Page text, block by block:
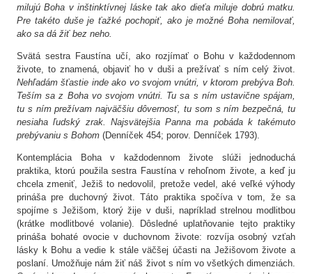
milujú Boha v inštinktívnej láske tak ako dieťa miluje dobrú matku.
Pre takéto duše je ťažké pochopiť, ako je možné Boha nemilovať,
ako sa dá žiť bez neho.
Svätá sestra Faustína učí, ako rozjímať o Bohu v každodennom
živote, to znamená, objaviť ho v duši a prežívať s ním celý život.
Nehľadám šťastie inde ako vo svojom vnútri, v ktorom prebýva Boh.
Teším sa z Boha vo svojom vnútri. Tu sa s ním ustavične spájam,
tu s ním prežívam najväčšiu dôvernosť, tu som s ním bezpečná, tu
nesiaha ľudský zrak. Najsvätejšia Panna ma pobáda k takémuto
prebývaniu s Bohom (Denníček 454; porov. Denníček 1793).
Kontemplácia Boha v každodennom živote slúži jednoduchá
praktika, ktorú použila sestra Faustína v rehoľnom živote, a keď ju
chcela zmeniť, Ježiš to nedovolil, pretože vedel, aké veľké výhody
prináša pre duchovný život. Táto praktika spočíva v tom, že sa
spojíme s Ježišom, ktorý žije v duši, napríklad strelnou modlitbou
(krátke modlitbové volanie). Dôsledné uplatňovanie tejto praktiky
prináša bohaté ovocie v duchovnom živote: rozvíja osobný vzťah
lásky k Bohu a vedie k stále väčšej účasti na Ježišovom živote a
poslaní. Umožňuje nám žiť náš život s ním vo všetkých dimenziách.